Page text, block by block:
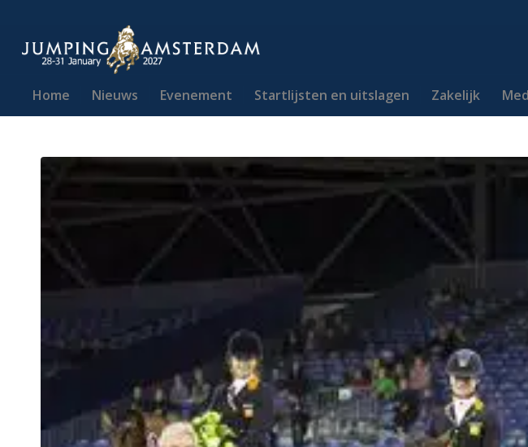
Home Nieuws Evenement Startlijsten en uitslagen Zakelijk